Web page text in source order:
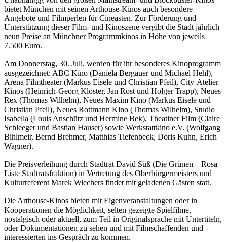
bietet München mit seinen Arthouse-Kinos auch besondere
Angebote und Filmperlen für Cineasten. Zur Förderung und
Unterstützung dieser Film- und Kinoszene vergibt die Stadt jährlich
neun Preise an Münchner Programmkinos in Höhe von jeweils
7.500 Euro.
Am Donnerstag, 30. Juli, werden für ihr besonderes Kinoprogramm
ausgezeichnet: ABC Kino (Daniela Bergauer und Michael Hehl),
Arena Filmtheater (Markus Eisele und Christian Pfeil), City-Atelier
Kinos (Heinrich-Georg Kloster, Jan Rost und Holger Trapp), Neues
Rex (Thomas Wilhelm), Neues Maxim Kino (Markus Eisele und
Christian Pfeil), Neues Rottmann Kino (Thomas Wilhelm), Studio
Isabella (Louis Anschütz und Hermine Bek), Theatiner Film (Claire
Schleeger und Bastian Hauser) sowie Werkstattkino e.V. (Wolfgang
Bihlmeir, Bernd Brehmer, Matthias Tiefenbeck, Doris Kuhn, Erich
Wagner).
Die Preisverleihung durch Stadtrat David Süß (Die Grünen – Rosa
Liste Stadtratsfraktion) in Vertretung des Oberbürgermeisters und
Kulturreferent Marek Wiechers findet mit geladenen Gästen statt.
Die Arthouse-Kinos bieten mit Eigenveranstaltungen oder in
Kooperationen die Möglichkeit, selten gezeigte Spielfilme,
nostalgisch oder aktuell, zum Teil in Originalsprache mit Untertiteln,
oder Dokumentationen zu sehen und mit Filmschaffenden und -
interessierten ins Gespräch zu kommen.